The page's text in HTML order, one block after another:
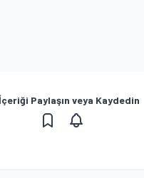
Paylaşın veya Kaydedin